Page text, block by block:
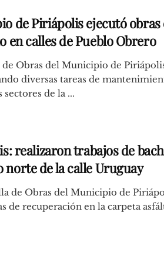
de Piriápolis ejecutó obras
en calles de Pueblo Obrero
Obras del Municipio de
diversas tareas de
de la ...
realizaron trabajos de
norte de la calle Uruguay
de Obras del Municipio de
de recuperación en la carpeta